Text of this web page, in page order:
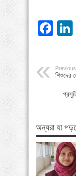
শিশুদের
অন্যরা যা